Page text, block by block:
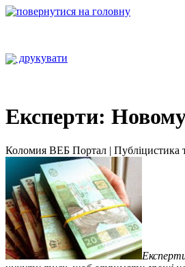
друкувати
Експерти: Новому
Коломия ВЕБ Портал | Публіцистика